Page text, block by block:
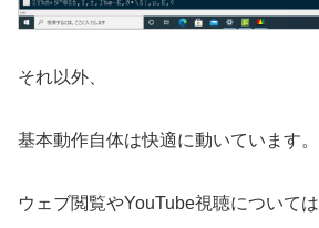
それ以外、
基本動作自体は快適に動いています。
ウェブ閲覧やYouTube視聴については